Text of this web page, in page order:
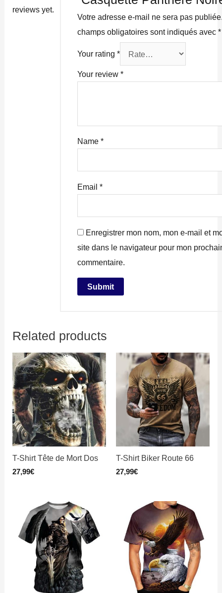
reviews yet.
Votre adresse e-mail ne sera pas
champs obligatoires sont indiqués avec*
Your rating*
Your review*
Name*
Email*
Enregistrer mon nom, mon e-mail et
site dans le navigateur pour mon
commentaire.
Related products
T-Shirt Tête de Mort Dos
27,99€
T-Shirt Biker Route 66
27,99€